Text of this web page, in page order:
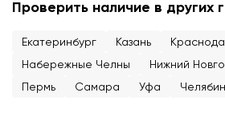
Проверить наличие в других
Екатеринбург Казань
Набережные Челны
Нижний
Пермь
Самара Уфа